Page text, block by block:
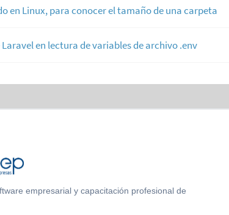
en Linux, para conocer el tamaño de una carpeta
en lectura de variables de archivo .env
empresarial y capacitación profesional de